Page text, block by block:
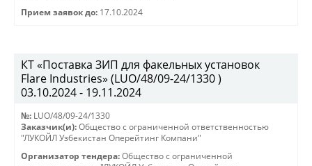
Прием заявок до: 17.10.2024
КТ «Поставка ЗИП для факельных установок
Flare Industries» (LUO/48/09-24/1330 )
03.10.2024 - 19.11.2024
№: LUO/48/09-24/1330
Заказчик(и): Общество с ограниченной ответственностью
"ЛУКОЙЛ Узбекистан Оперейтинг Компани"
Организатор тендера: Общество с ограниченной